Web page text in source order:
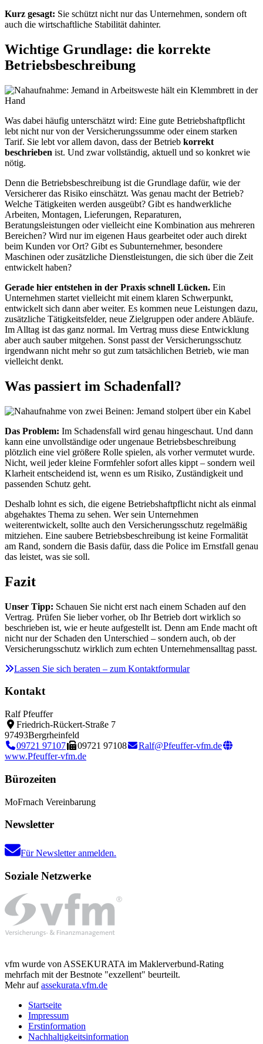
Kurz gesagt: Sie schützt nicht nur das Unternehmen, sondern oft
auch die wirtschaftliche Stabilität dahinter.
Wichtige Grundlage: die korrekte
Betriebsbeschreibung
Was dabei häufig unterschätzt wird: Eine gute Betriebshaftpflicht
lebt nicht nur von der Versicherungssumme oder einem starken
Tarif. Sie lebt vor allem davon, dass der Betrieb korrekt
beschrieben ist. Und zwar vollständig, aktuell und so konkret wie
nötig.
Denn die Betriebsbeschreibung ist die Grundlage dafür, wie der
Versicherer das Risiko einschätzt. Was genau macht der Betrieb?
Welche Tätigkeiten werden ausgeübt? Gibt es handwerkliche
Arbeiten, Montagen, Lieferungen, Reparaturen,
Beratungsleistungen oder vielleicht eine Kombination aus mehreren
Bereichen? Wird nur im eigenen Haus gearbeitet oder auch direkt
beim Kunden vor Ort? Gibt es Subunternehmer, besondere
Maschinen oder zusätzliche Dienstleistungen, die sich über die Zeit
entwickelt haben?
Gerade hier entstehen in der Praxis schnell Lücken. Ein
Unternehmen startet vielleicht mit einem klaren Schwerpunkt,
entwickelt sich dann aber weiter. Es kommen neue Leistungen dazu,
zusätzliche Tätigkeitsfelder, neue Zielgruppen oder andere Abläufe.
Im Alltag ist das ganz normal. Im Vertrag muss diese Entwicklung
aber auch sauber mitgehen. Sonst passt der Versicherungsschutz
irgendwann nicht mehr so gut zum tatsächlichen Betrieb, wie man
vielleicht denkt.
Was passiert im Schadenfall?
Das Problem: Im Schadensfall wird genau hingeschaut. Und dann
kann eine unvollständige oder ungenaue Betriebsbeschreibung
plötzlich eine viel größere Rolle spielen, als vorher vermutet wurde.
Nicht, weil jeder kleine Formfehler sofort alles kippt – sondern weil
Klarheit entscheidend ist, wenn es um Risiko, Zuständigkeit und
passenden Schutz geht.
Deshalb lohnt es sich, die eigene Betriebshaftpflicht nicht als einmal
abgehaktes Thema zu sehen. Wer sein Unternehmen
weiterentwickelt, sollte auch den Versicherungsschutz regelmäßig
mitziehen. Eine saubere Betriebsbeschreibung ist keine Formalität
am Rand, sondern die Basis dafür, dass die Police im Ernstfall genau
das leistet, was sie soll.
Fazit
Unser Tipp: Schauen Sie nicht erst nach einem Schaden auf den
Vertrag. Prüfen Sie lieber vorher, ob Ihr Betrieb dort wirklich so
beschrieben ist, wie er heute aufgestellt ist. Denn am Ende macht oft
nicht nur der Schaden den Unterschied – sondern auch, ob der
Versicherungsschutz wirklich zum echten Unternehmensalltag passt.
Lassen Sie sich beraten – zum Kontaktformular
Kontakt
Ralf Pfeuffer
Friedrich-Rückert-Straße 7
97493Bergrheinfeld
09721 97107
09721 97108
Ralf@Pfeuffer-vfm.de
www.Pfeuffer-vfm.de
Bürozeiten
MoFrnach Vereinbarung
Newsletter
Für Newsletter anmelden.
Soziale Netzwerke
vfm wurde von ASSEKURATA im Maklerverbund-Rating
mehrfach mit der Bestnote "exzellent" beurteilt.
Mehr aufassekurata.vfm.de
Startseite
Impressum
Erstinformation
Nachhaltigkeitsinformation